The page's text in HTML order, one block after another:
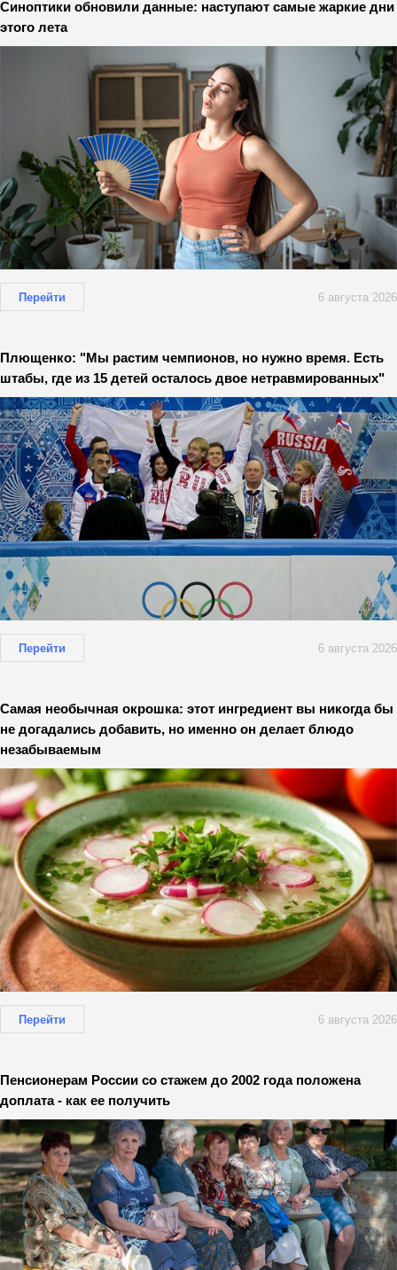
Синоптики обновили данные: наступают самые жаркие дни
этого лета
Перейти 6 августа 2026
Плющенко: "Мы растим чемпионов, но нужно время. Есть
штабы, где из 15 детей осталось двое нетравмированных"
Перейти 6 августа 2026
Самая необычная окрошка: этот ингредиент вы никогда бы
не догадались добавить, но именно он делает блюдо
незабываемым
Перейти 6 августа 2026
Пенсионерам России со стажем до 2002 года положена
доплата - как ее получить